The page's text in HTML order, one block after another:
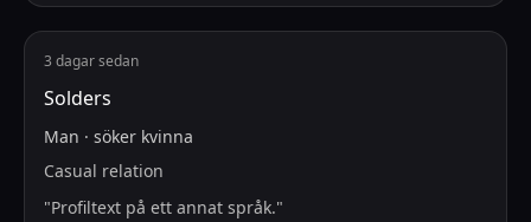
3 dagar sedan
Solders
Man · söker kvinna
Casual relation
"Profiltext på ett annat språk."